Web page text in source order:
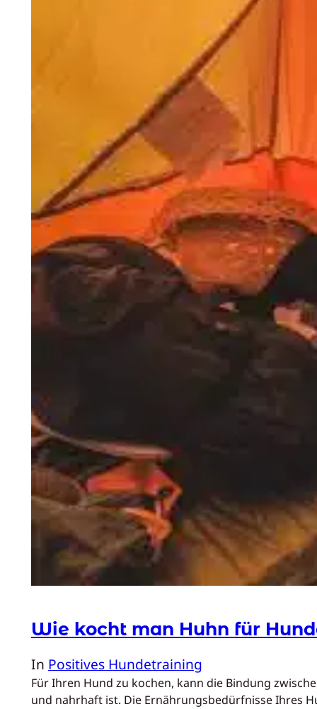
Wie kocht man Huhn für
In Positives Hundetraining
Für Ihren Hund zu kochen, kann die Bindung
und nahrhaft ist. Die Ernährungsbedürfnisse Ihres